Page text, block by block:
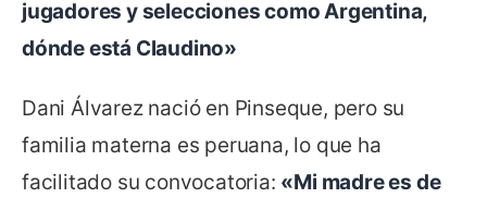
jugadores y selecciones como Argentina,
dónde está Claudino»
Dani Álvarez nació en Pinseque, pero su
familia materna es peruana, lo que ha
facilitado su convocatoria: «Mi madre es de